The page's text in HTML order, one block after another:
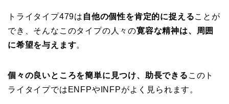
トライタイプ479は 自他の個性を肯定的に捉えることが
でき、そんなこのタイプの人々の寛容な精神は、周囲
に希望を与えます。
個々の良いところを簡単に見つけ、助長できる このト
ライタイプではENFPやINFPがよく見られます。